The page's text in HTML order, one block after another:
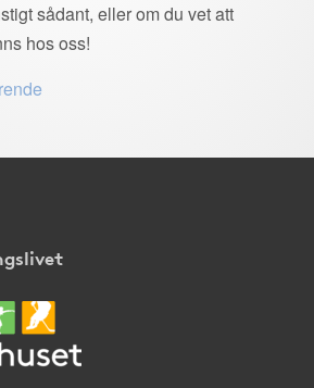
sådant, eller om du vet att
hos oss!